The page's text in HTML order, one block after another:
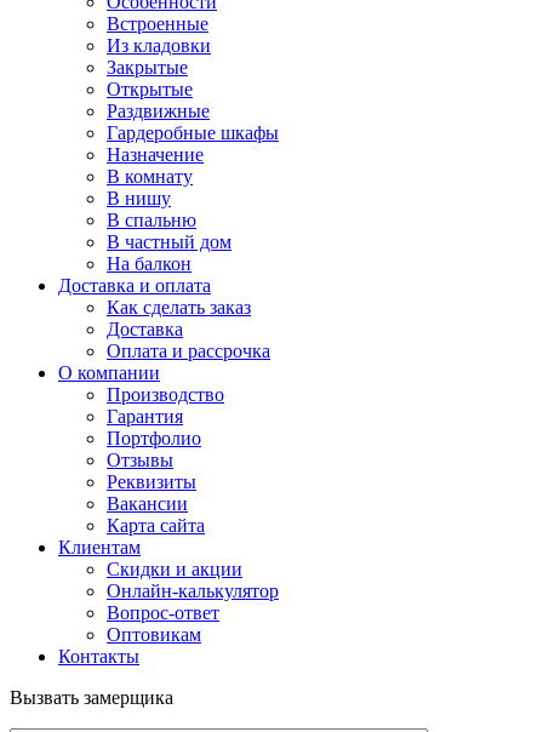
Встроенные
Из кладовки
Закрытые
Открытые
Раздвижные
Гардеробные шкафы
Назначение
В комнату
В нишу
В спальню
В частный дом
На балкон
Доставка и оплата
Как сделать заказ
Доставка
Оплата и рассрочка
О компании
Производство
Гарантия
Портфолио
Отзывы
Реквизиты
Вакансии
Карта сайта
Клиентам
Скидки и акции
Онлайн-калькулятор
Вопрос-ответ
Оптовикам
Контакты
Вызвать замерщика